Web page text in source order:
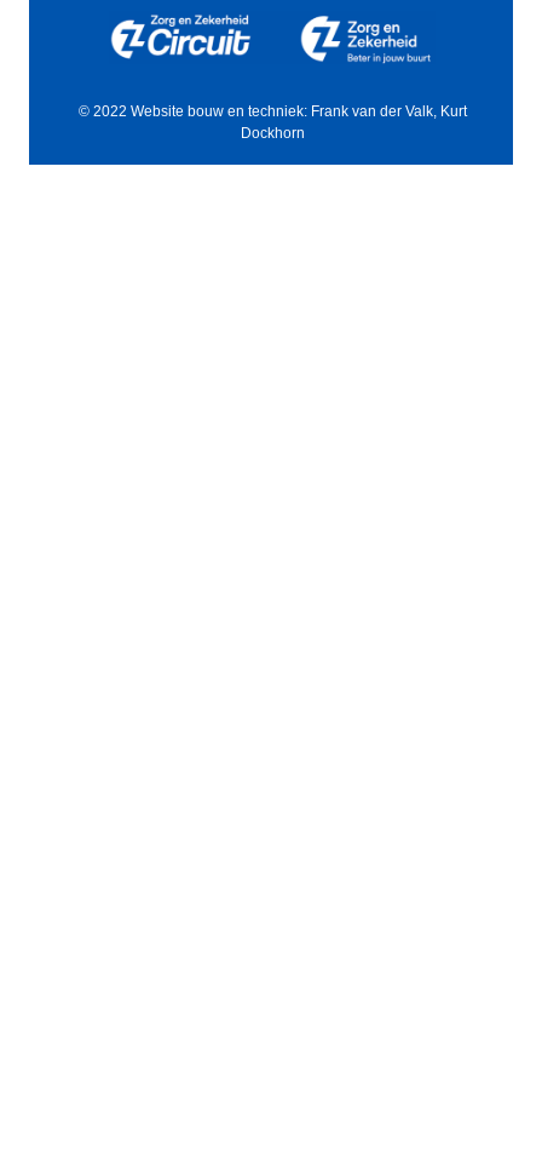
© 2022 Website bouw en techniek: Frank van der Valk, Kurt
Dockhorn